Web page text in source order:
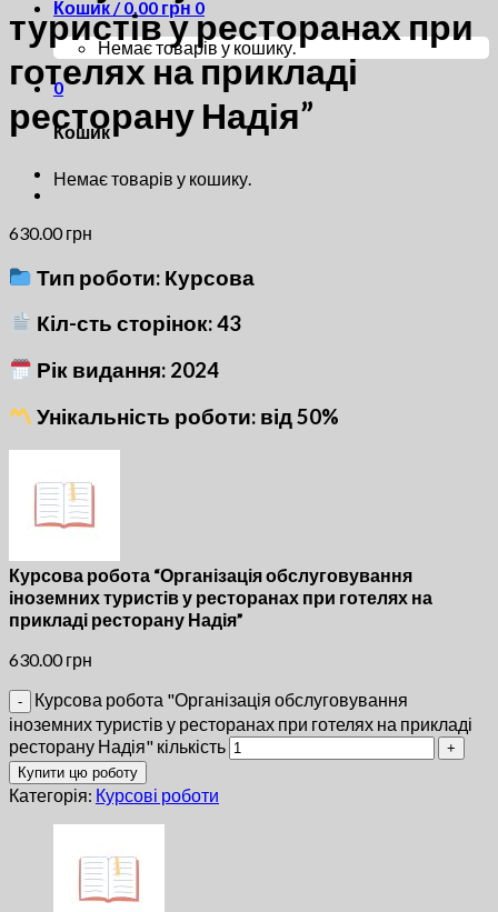
Кошик /0.00 грн 0
Немає товарів у кошику.
0
Кошик
Немає товарів у кошику.
туристів у ресторанах при
готелях на прикладі
ресторану Надія”
630.00грн
Тип роботи: Курсова
Кіл-сть сторінок: 43
Рік видання: 2024
Унікальність роботи: від 50%
Курсова робота “Організація обслуговування
іноземних туристів у ресторанах при готелях на
прикладі ресторану Надія”
630.00грн
Курсова робота "Організація обслуговування
іноземних туристів у ресторанах при готелях на прикладі
ресторану Надія" кількість
Купити цю роботу
Категорія: Курсові роботи